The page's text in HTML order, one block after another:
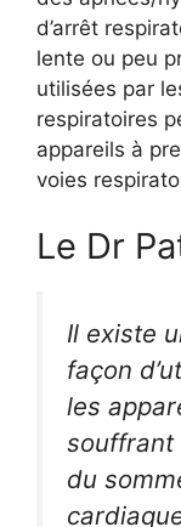
d’arrêt
lente ou peu
utilisées par
respiratoires
appareils à
voies
Le Dr
Il existe
façon
les
souffrant
du